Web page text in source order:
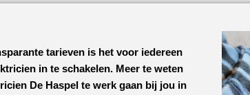
tarieven is het voor iedereen
in te schakelen. Meer te weten
De Haspel te werk gaan bij jou in